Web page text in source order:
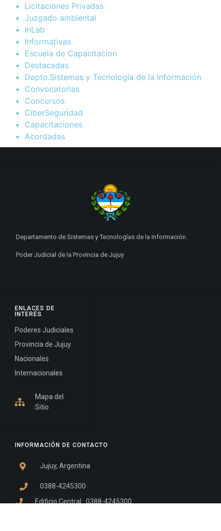
Licitaciones Privadas
Juzgado ambiental
InLab
Informativas
Escuela de Capacitacion
Destacadas
Depto.Sistemas y Tecnología de la Información
Convocatorias
Concursos
CiberSeguridad
Capacitaciones
Acordadas
INFORMACIÓN DE CONTACTO
Jujuy, Argentina
0388-4245300
Edificio Central : 0388-4245300
ENLACES DE
INTERÉS
Poderes Judiciales
Provincia de Jujuy
Nacionales
Internacionales
Mapa del
Sitio
Departamento de Sistemas y Tecnologías de la Información.
Poder Judicial de la Provincia de Jujuy